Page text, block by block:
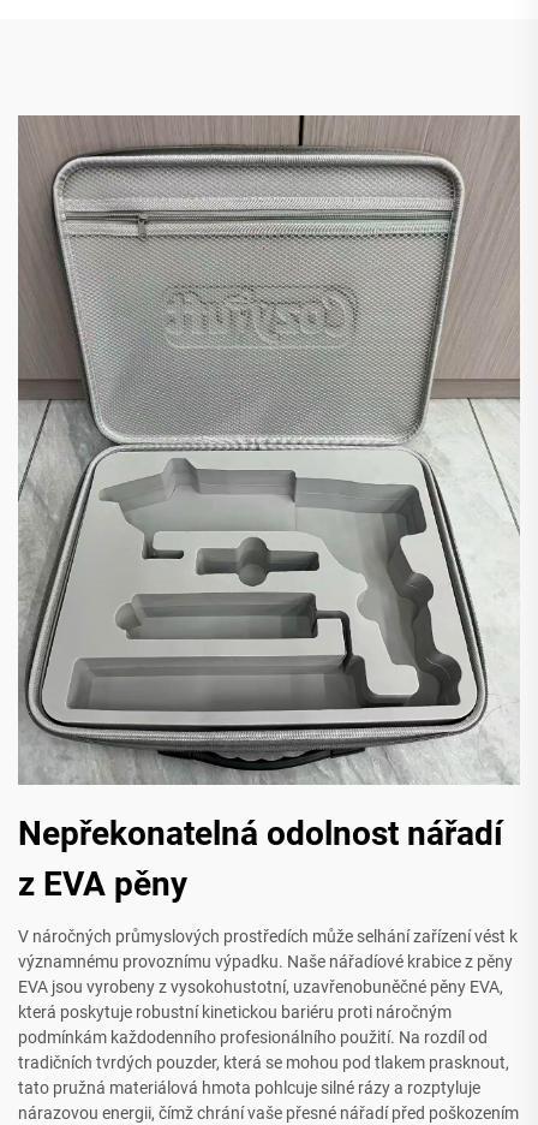
Nepřekonatelná odolnost nářadí
z EVA pěny
V náročných průmyslových prostředích může selhání zařízení vést k
významnému provoznímu výpadku. Naše nářadíové krabice z pěny
EVA jsou vyrobeny z vysokohustotní, uzavřenobuněčné pěny EVA,
která poskytuje robustní kinetickou bariéru proti náročným
podmínkám každodenního profesionálního použití. Na rozdíl od
tradičních tvrdých pouzder, která se mohou pod tlakem prasknout,
tato pružná materiálová hmota pohlcuje silné rázy a rozptyluje
nárazovou energii, čímž chrání vaše přesné nářadí před poškozením